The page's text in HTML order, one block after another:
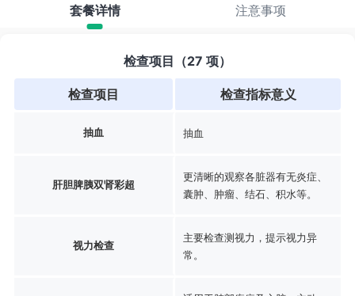
套餐详情 注意事项
检查项目（27 项）
检查项目 检查指标意义
抽血 抽血
肝胆脾胰双肾彩超
更清晰的观察各脏器有无炎症、
囊肿、肿瘤、结石、积水等。
视力检查
主要检查测视力，提示视力异
常。